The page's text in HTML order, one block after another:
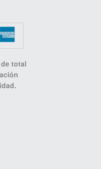
total